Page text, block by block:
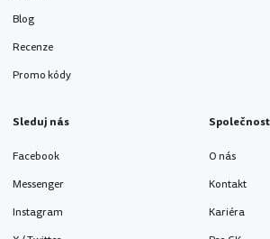
Blog
Recenze
Promo kódy
Sleduj nás
Facebook
Messenger
Instagram
Společnost
O nás
Kontakt
Kariéra